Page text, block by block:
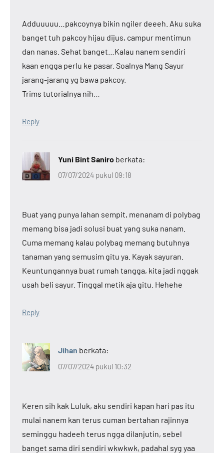
Adduuuuu…pakcoynya bikin ngiler deeeh. Aku suka
banget tuh pakcoy hijau dijus, campur mentimun
dan nanas. Sehat banget…Kalau nanem sendiri
kaan engga perlu ke pasar. Soalnya Mang Sayur
jarang-jarang yg bawa pakcoy.
Trims tutorialnya nih…
Reply
Yuni Bint Saniro berkata:
07/07/2024 pukul 09:18
Buat yang punya lahan sempit, menanam di polybag
memang bisa jadi solusi buat yang suka nanam.
Cuma memang kalau polybag memang butuhnya
tanaman yang semusim gitu ya. Kayak sayuran.
Keuntungannya buat rumah tangga, kita jadi nggak
usah beli sayur. Tinggal metik aja gitu. Hehehe
Reply
Jihan berkata:
07/07/2024 pukul 10:32
Keren sih kak Luluk, aku sendiri kapan hari pas itu
mulai nanem kan terus cuman bertahan rajinnya
seminggu hadeeh terus ngga dilanjutin, sebel
banget sama diri sendiri wkwkwk, padahal syg yaa